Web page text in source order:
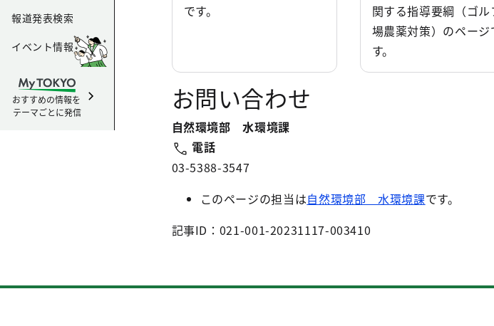
報道発表検索
イベント情報
おすすめの情報を
テーマごとに発信
です。
関する指導要綱（ゴル
場農薬対策）のページ
す。
お問い合わせ
自然環境部 水環境課
電話
03-5388-3547
このページの担当は自然環境部 水環境課です。
記事ID：021-001-20231117-003410